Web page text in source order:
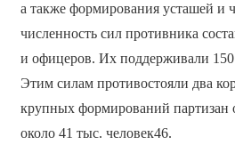
а также формирования усташей и
численность сил противника
и офицеров. Их поддерживали 150
Этим силам противостояли два
крупных формирований партизан
около 41 тыс. человек46.